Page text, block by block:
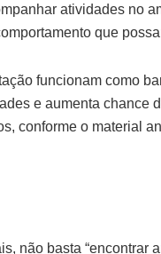
atividades no
que
funcionam como
e aumenta chance
conforme o material
não basta “encontrar